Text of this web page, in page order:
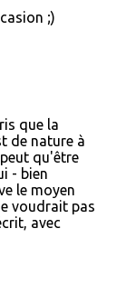
;)
que la
de nature à
qu'être
- bien
le moyen
voudrait pas
avec